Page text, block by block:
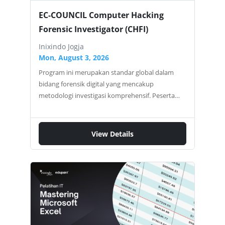
EC-COUNCIL Computer Hacking
Forensic Investigator (CHFI)
Inixindo Jogja
Mon, August 3, 2026
Program ini merupakan standar global dalam
bidang forensik digital yang mencakup
metodologi investigasi komprehensif. Peserta
dari pengumpulan dan preservasi bukti digital,
analisis mendalam, hingga penyusunan laporan
forensik yang memenuhi standar hukum. Apa
pembelajaran berbasis praktik dan studi kasus,
Anda akan mengembangkan kompetensi inti
berikut: Metodologi Investigasi Forensik
Digital yang sesuai dengan standar internasional
Teknik Akuisisi dan Preservasi Bukti Digital dari
berbagai media (hard disk, SSD, memori,
View Details